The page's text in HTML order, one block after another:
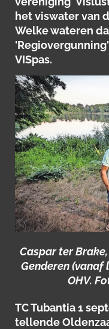
het viswater van
Welke wateren
VISpas.
Caspar ter
Genderen (vanaf
OHV.
TC Tubantia 1
tellende